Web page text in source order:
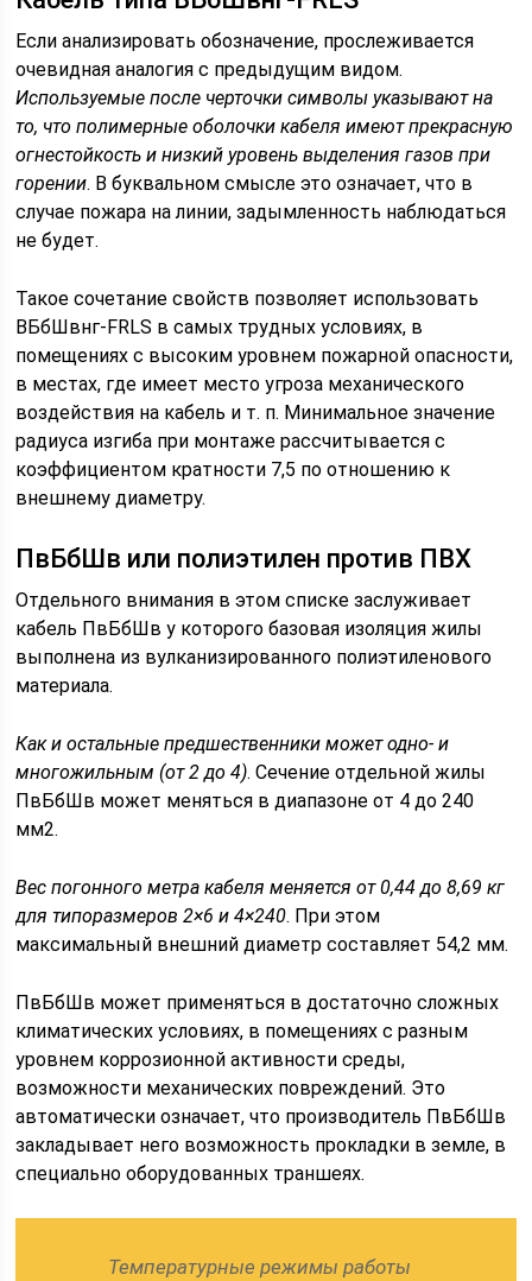
Если анализировать обозначение, прослеживается
очевидная аналогия с предыдущим видом.
Используемые после черточки символы указывают на
то, что полимерные оболочки кабеля имеют прекрасную
огнестойкость и низкий уровень выделения газов при
горении. В буквальном смысле это означает, что в
случае пожара на линии, задымленность наблюдаться
не будет.
Такое сочетание свойств позволяет использовать
ВБбШвнг-FRLS в самых трудных условиях, в
помещениях с высоким уровнем пожарной опасности,
в местах, где имеет место угроза механического
воздействия на кабель и т. п. Минимальное значение
радиуса изгиба при монтаже рассчитывается с
коэффициентом кратности 7,5 по отношению к
внешнему диаметру.
ПвБбШв или полиэтилен против ПВХ
Отдельного внимания в этом списке заслуживает
кабель ПвБбШв у которого базовая изоляция жилы
выполнена из вулканизированного полиэтиленового
материала.
Как и остальные предшественники может одно- и
многожильным (от 2 до 4). Сечение отдельной жилы
ПвБбШв может меняться в диапазоне от 4 до 240
мм2.
Вес погонного метра кабеля меняется от 0,44 до 8,69 кг
для типоразмеров 2×6 и 4×240. При этом
максимальный внешний диаметр составляет 54,2 мм.
ПвБбШв может применяться в достаточно сложных
климатических условиях, в помещениях с разным
уровнем коррозионной активности среды,
возможности механических повреждений. Это
автоматически означает, что производитель ПвБбШв
закладывает него возможность прокладки в земле, в
специально оборудованных траншеях.
Температурные режимы работы